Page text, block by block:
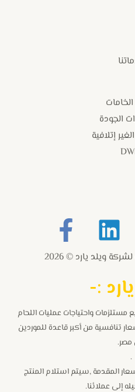
الجودة
إتلافية
ويلد يارد © 2026
:-
واحتياجات عمليات اللحام
تنافسية من أكبر قاعدة للموردين
.
المقدمة ,سيتم استلام المنتج
إلى عملائنا.